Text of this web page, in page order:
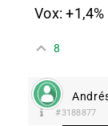
Vox: +1,4%
8
#3188877